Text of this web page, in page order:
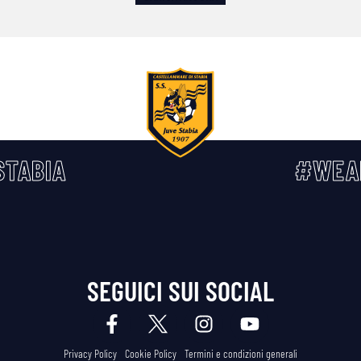
SEGUICI SUI SOCIAL
Privacy Policy Cookie Policy Termini e condizioni generali